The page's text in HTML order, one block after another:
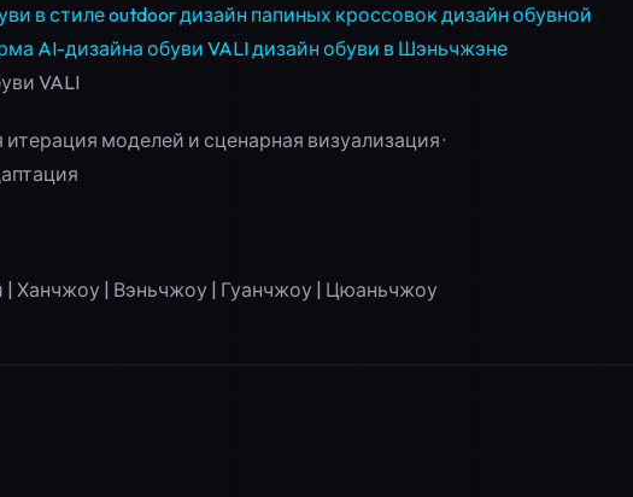
в стиле outdoorдизайн папиных кроссовок дизайн обувной
AI-дизайна обуви VALIдизайн обуви в Шэньчжэне
VALI
моделей и сценарная визуализация ·
Ханчжоу | Вэньчжоу | Гуанчжоу | Цюаньчжоу